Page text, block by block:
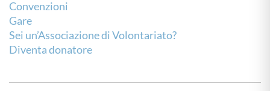
Convenzioni
Gare
Sei un’Associazione di Volontariato?
Diventa donatore